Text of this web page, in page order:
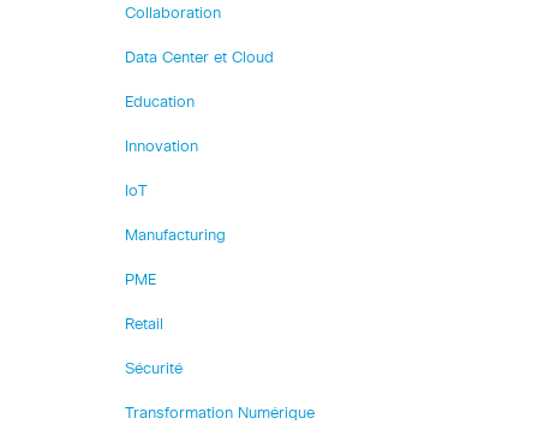
Collaboration
Data Center et Cloud
Education
Innovation
IoT
Manufacturing
PME
Retail
Sécurité
Transformation Numérique